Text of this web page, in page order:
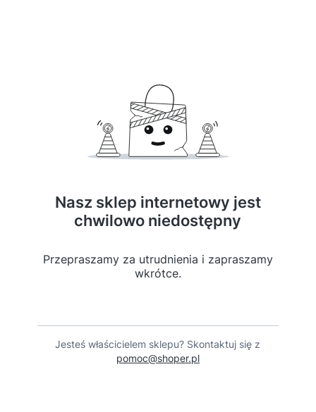
Nasz sklep internetowy jest
chwilowo niedostępny
Przepraszamy za utrudnienia i zapraszamy
wkrótce.
Jesteś właścicielem sklepu? Skontaktuj się z
pomoc@shoper.pl